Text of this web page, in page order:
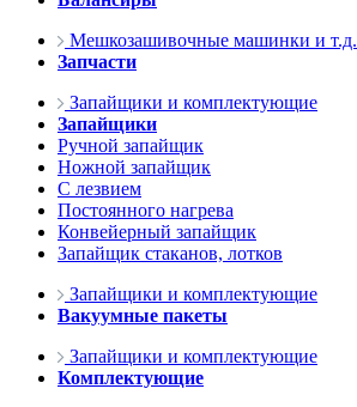
Мешкозашивочные машинки и т.д.
Запчасти
Запайщики и комплектующие
Запайщики
Ручной запайщик
Ножной запайщик
С лезвием
Постоянного нагрева
Конвейерный запайщик
Запайщик стаканов, лотков
Запайщики и комплектующие
Вакуумные пакеты
Запайщики и комплектующие
Комплектующие